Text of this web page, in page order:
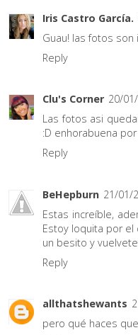
Iris Castro García.
Guau! las fotos
Reply
Clu's Corner 20/
Las fotos asi
:D enhorabuena
Reply
BeHepburn 21/01/
Estas increíble,
Estoy loquita por el
un besito y
Reply
allthatshewants
pero qué haces